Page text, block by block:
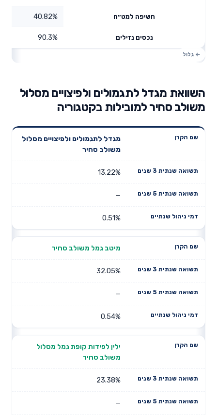
חשיפה למט״ח 40.82%
נכסים נזילים 90.3%
השוואת מגדל לתגמולים ולפיצויים מסלול
משולב סחיר למובילות בקטגוריה
שנתית 3
תשואה
דמי ניהול
מגדל לתגמולים ולפיצויים מסלול
משולב סחיר
13.22%
—
0.51%
מיטב גמל משולב סחיר
32.05%
—
0.54%
ילין לפידות קופת גמל מסלול
משולב סחיר
23.38%
—